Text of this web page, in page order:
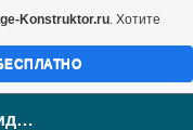
PEPTIDES - пептиды Хавинсона
Konstruktor.ru. Хотите